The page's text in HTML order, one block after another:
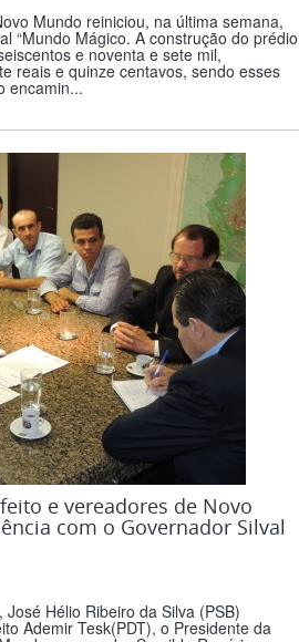
Mundo reiniciou, na última semana,
“Mundo Mágico. A construção do prédio
e noventa e sete mil,
reais e quinze centavos, sendo esses
encamin...
e vereadores de Novo
com o Governador Silval
Hélio Ribeiro da Silva (PSB)
Ademir Tesk(PDT), o Presidente da